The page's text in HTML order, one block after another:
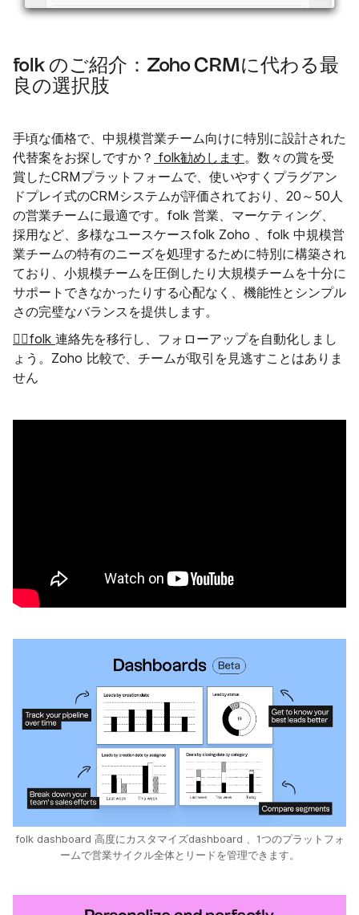
folk のご紹介：Zoho CRMに代わる最
良の選択肢
手頃な価格で、中規模営業チーム向けに特別に設計された
代替案をお探しですか？ folk勧めします。数々の賞を受
賞したCRMプラットフォームで、使いやすくプラグアン
ドプレイ式のCRMシステムが評価されており、20～50人
の営業チームに最適です。folk 営業、マーケティング、
採用など、多様なユースケースfolk Zoho 、folk 中規模営
業チームの特有のニーズを処理するために特別に構築され
ており、小規模チームを圧倒したり大規模チームを十分に
サポートできなかったりする心配なく、機能性とシンプル
さの完璧なバランスを提供します。
👉🏼folk 連絡先を移行し、フォローアップを自動化しまし
ょう。Zoho 比較で、チームが取引を見逃すことはありま
せん
folk dashboard 高度にカスタマイズdashboard 、1つのプラットフォ
ームで営業サイクル全体とリードを管理できます。